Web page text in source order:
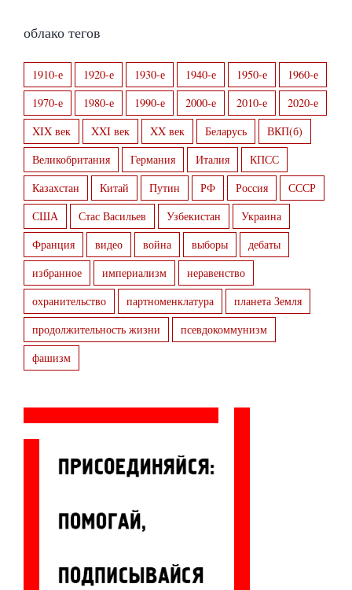
облако тегов
1910-е 1920-е 1930-е 1940-е 1950-е
1960-е
1970-е
1980-е 1990-е 2000-е 2010-е
2020-е
XIX век
XXI век XX век Беларусь
ВКП(б)
Великобритания
Германия Италия
КПСС
Казахстан
Китай Путин РФ Россия
СССР
США
Стас Васильев Узбекистан
Украина
Франция
видео война выборы
дебаты
избранное
империализм
неравенство
охранительство
партноменклатура
планета Земля
продолжительность жизни
псевдокоммунизм
фашизм